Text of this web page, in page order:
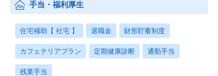
手当・福利厚生
住宅補助【 社宅 】 退職金 財形貯蓄制度
カフェテリアプラン 定期健康診断 通勤手当
残業手当